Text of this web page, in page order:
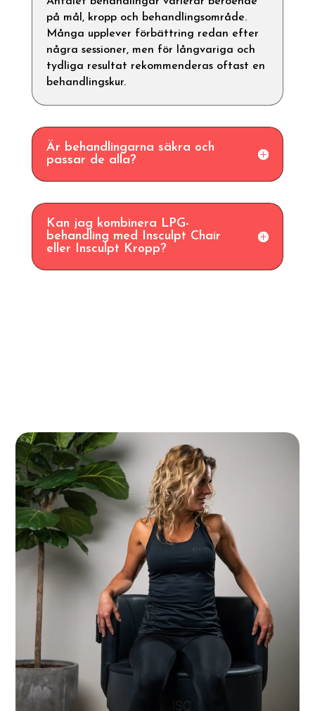
på mål, kropp och behandlingsområde.
Många upplever förbättring redan efter
några sessioner, men för långvariga och
tydliga resultat rekommenderas oftast en
behandlingskur.
Är behandlingarna säkra och
passar de alla?
Kan jag kombinera LPG-
behandling med Insculpt Chair
eller Insculpt Kropp?